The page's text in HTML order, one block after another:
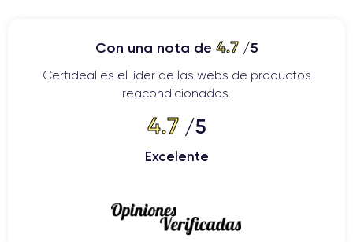
Con una nota de 4.7/5
Certideal es el líder de las webs de productos
reacondicionados.
4.7/5
Excelente